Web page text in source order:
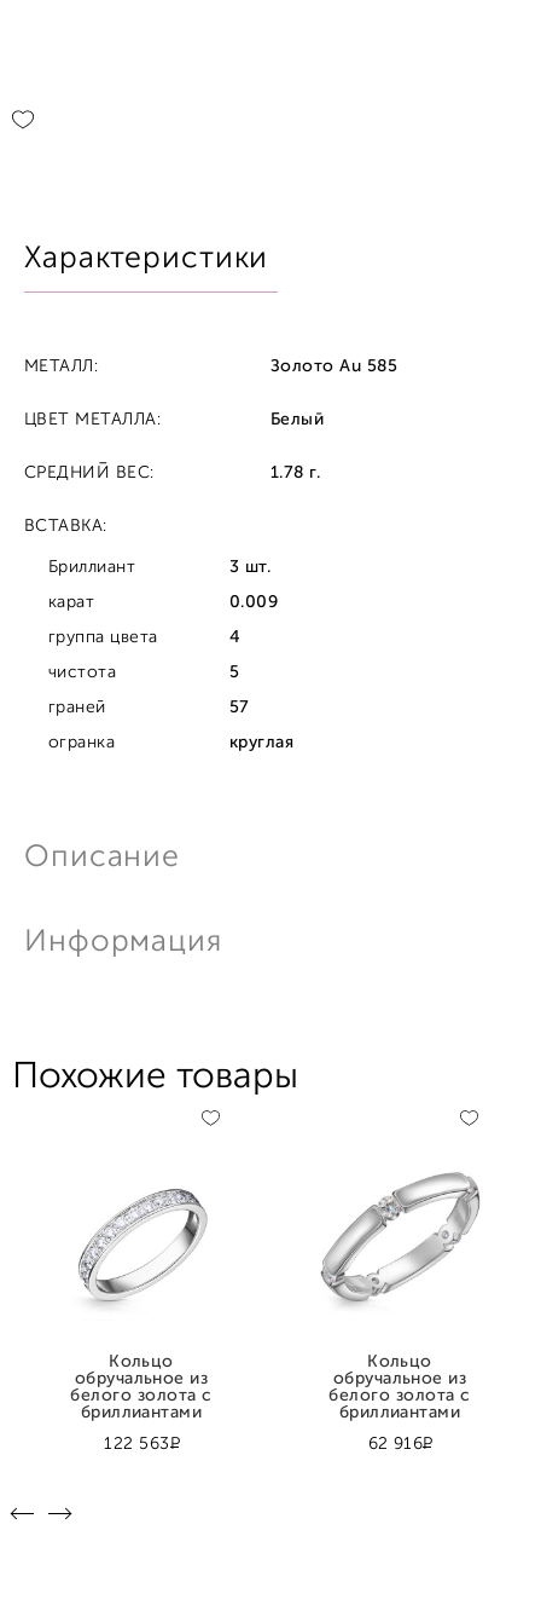
Характеристики
Описание
Информация
МЕТАЛЛ: Золото Au 585
ЦВЕТ МЕТАЛЛА: Белый
СРЕДНИЙ ВЕС: 1.78 г.
ВСТАВКА:
Бриллиант
3 шт.
карат
0.009
группа цвета
4
чистота
5
граней
57
огранка
круглая
Похожие товары
122 563Р
Кольцо
обручальное из
белого золота с
бриллиантами
62 916Р
Кольцо
обручальное из
белого золота с
бриллиантами